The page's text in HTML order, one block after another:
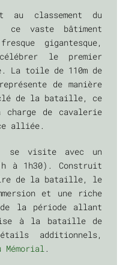
au classement du
ce vaste bâtiment
gigantesque,
le premier
La toile de 110m de
de manière
clé de la bataille, ce
de cavalerie
alliée.
visite avec un
à 1h30). Construit
de la bataille, le
et une riche
la période allant
à la bataille de
additionnels,
Mémorial.